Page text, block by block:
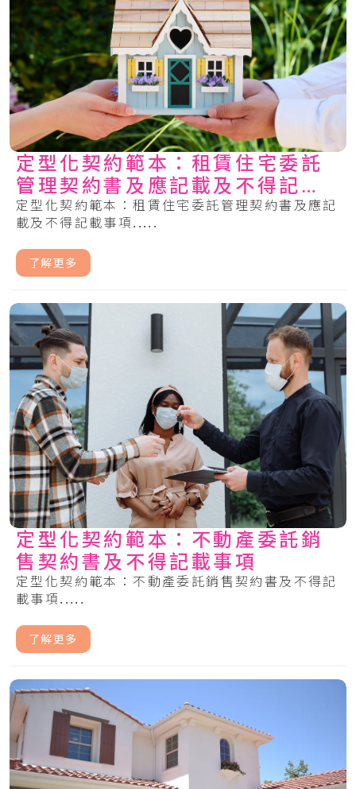
定型化契約範本：租賃住宅委託
管理契約書及應記載及不得記載
事項
定型化契約範本：租賃住宅委託管理契約書及應記
載及不得記載事項.....
了解更多
定型化契約範本：不動產委託銷
售契約書及不得記載事項
定型化契約範本：不動產委託銷售契約書及不得記
載事項.....
了解更多